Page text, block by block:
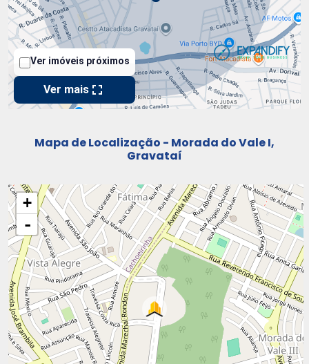
Mapa de Localização - Morada do Vale I,
Gravataí